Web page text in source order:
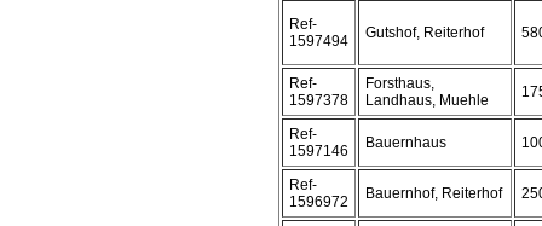
Ref-
1597494
Gutshof, Reiterhof
Ref-
1597378
Forsthaus,
Landhaus, Muehle
Ref-
1597146
Bauernhaus
Ref-
1596972
Bauernhof, Reiterhof